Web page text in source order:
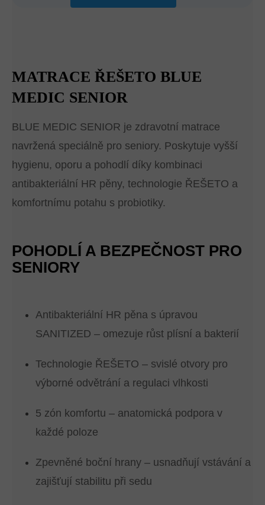
MATRACE ŘEŠETO BLUE
MEDIC SENIOR
BLUE MEDIC SENIOR je zdravotní matrace
navržená speciálně pro seniory. Poskytuje vyšší
hygienu, oporu a pohodlí díky kombinaci
antibakteriální HR pěny, technologie ŘEŠETO a
komfortnímu potahu s probiotiky.
POHODLÍ A BEZPEČNOST PRO
SENIORY
Antibakteriální HR pěna s úpravou
SANITIZED – omezuje růst plísní a bakterií
Technologie ŘEŠETO – svislé otvory pro
výborné odvětrání a regulaci vlhkosti
5 zón komfortu – anatomická podpora v
každé poloze
Zpevněné boční hrany – usnadňují vstávání a
zajišťují stabilitu při sedu